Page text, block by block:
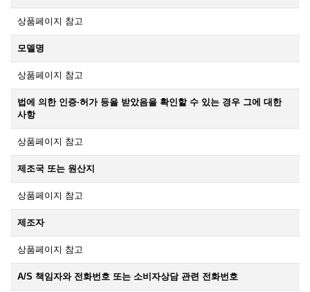
상품페이지 참고
모델명
상품페이지 참고
법에 의한 인증·허가 등을 받았음을 확인할 수 있는 경우 그에 대한
사항
상품페이지 참고
제조국 또는 원산지
상품페이지 참고
제조자
상품페이지 참고
A/S 책임자와 전화번호 또는 소비자상담 관련 전화번호